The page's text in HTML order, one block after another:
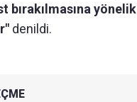
bırakılmasına
denildi.